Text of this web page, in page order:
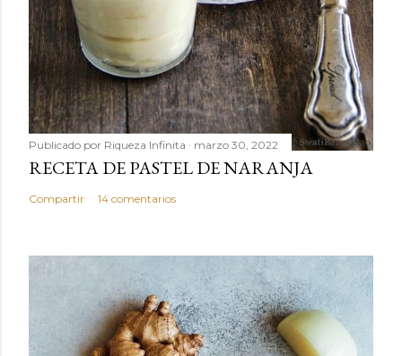
Publicado por Riqueza Infinita marzo 30, 2022
RECETA DE PASTEL DE NARANJA
Compartir 14 comentarios